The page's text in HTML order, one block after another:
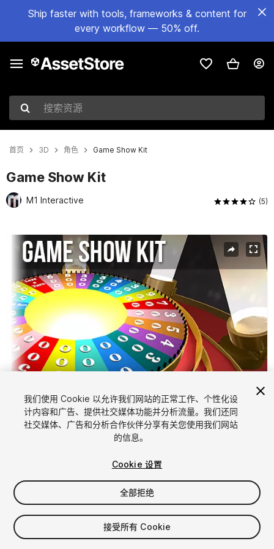
Ship faster with tools, frameworks & content for
every workflow — 50% off.
搜索资源
首页 3D 角色 Game Show Kit
Game Show Kit
M1 Interactive (5)
当前幻灯片：1 / 5
1 /5
$15
我们使用 Cookie 以允许我们网站的正常工作、个性化设
计内容和广告、提供社交媒体功能并分析流量。我们还同
社交媒体、广告和分析合作伙伴分享有关您使用我们网站
的信息。
Cookie 设置
全部拒绝
接受所有 Cookie